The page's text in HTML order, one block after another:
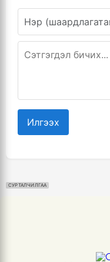
Илгээх
СУРТАЛЧИЛГАА